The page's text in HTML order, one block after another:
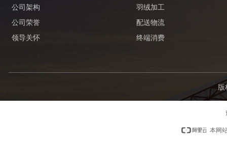
公司架构
公司荣誉
领导关怀
羽绒加工
配送物流
终端消费
本网